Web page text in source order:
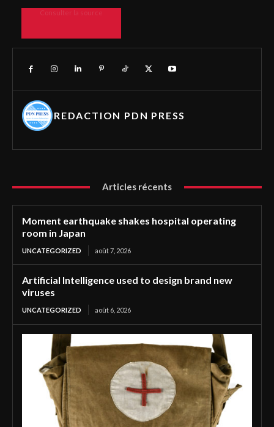
Consulter la source
REDACTION PDN PRESS
Articles récents
Moment earthquake shakes hospital operating
room in Japan
UNCATEGORIZED août 7, 2026
Artificial Intelligence used to design brand new
viruses
UNCATEGORIZED août 6, 2026